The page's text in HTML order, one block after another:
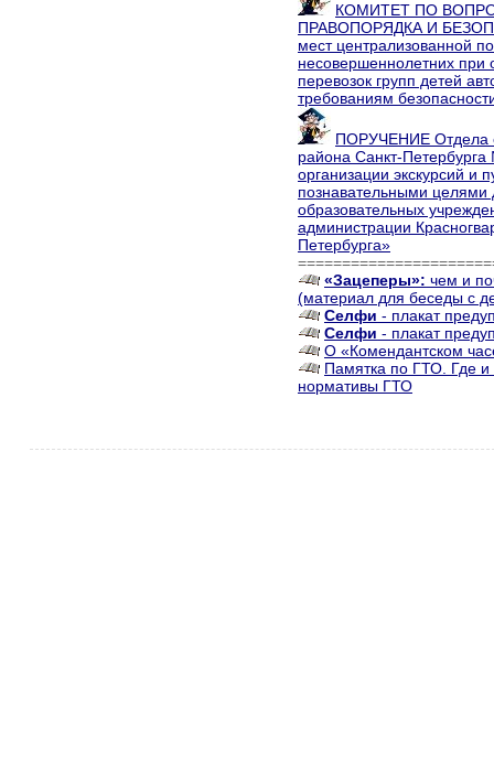
КОМИТЕТ ПО
ПРАВОПОРЯДКА И
мест централизованной
несовершеннолетних при
перевозок групп детей
требованиям
ПОРУЧЕНИЕ Отдела
района Санкт-
организации экскурсий и
познавательными
образовательных
администрации
Петербурга»
«Зацеперы»: чем и
(материал для беседы с
Селфи - плакат
Селфи - плакат
О «Комендантском
Памятка по ГТО. Где
нормативы ГТО